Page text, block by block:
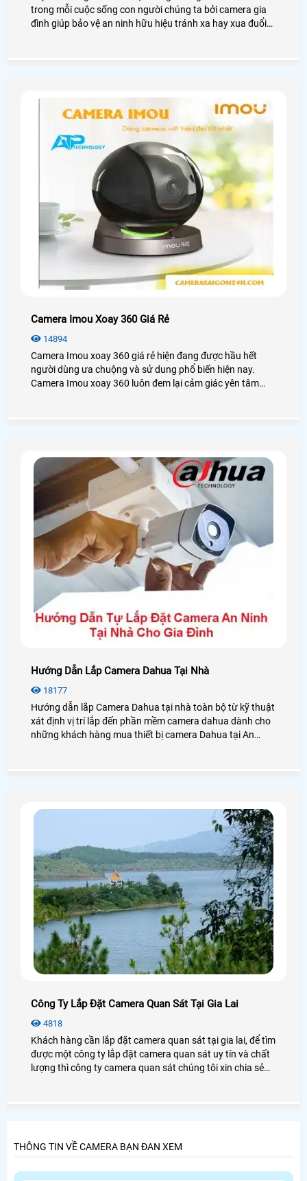
trong mỗi cuộc sống con người chúng ta bởi camera gia
đình giúp bảo vệ an ninh hữu hiệu tránh xa hay xua đuổi
Camera Imou Xoay 360 Giá Rẻ
14894
Camera Imou xoay 360 giá rẻ hiện đang được hầu hết
người dùng ưa chuộng và sử dung phổ biến hiện nay.
Camera Imou xoay 360 luôn đem lại cảm giác yên tâm
Hướng Dẫn Lắp Camera Dahua Tại Nhà
18177
Hướng dẫn lắp Camera Dahua tại nhà toàn bộ từ kỹ thuật
xát định vị trí lắp đến phần mềm camera dahua dành cho
những khách hàng mua thiết bị camera Dahua tại An
Công Ty Lắp Đặt Camera Quan Sát Tại Gia Lai
4818
Khách hàng cần lắp đặt camera quan sát tại gia lai, để tìm
được một công ty lắp đặt camera quan sát uy tín và chất
lượng thì công ty camera quan sát chúng tôi xin chia sẻ
THÔNG TIN VỀ CAMERA BẠN ĐAN XEM